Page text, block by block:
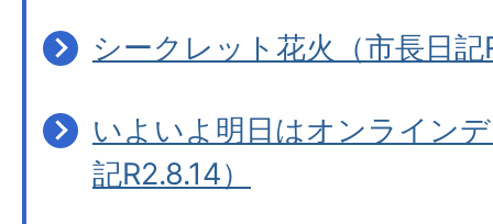
シークレット花火（市長日記
いよいよ明日はオンライン
記R2.8.14）